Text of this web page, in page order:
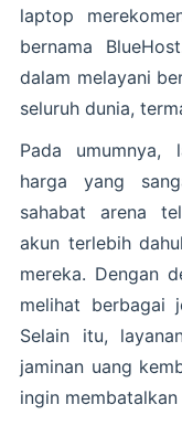
laptop
bernama
dalam melayani
seluruh dunia,
Pada umumnya,
harga yang
sahabat arena
akun terlebih
mereka. Dengan
melihat berbagai
Selain itu,
jaminan uang
ingin membatalkan